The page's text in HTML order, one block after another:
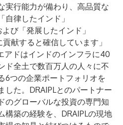
実行能力が備わり、高品質な
律したインド」
び「発展したインド」
献すると確信しています」
アドはインドのインフラに40
ド全土で数百万人の人々に不
6つの企業ポートフォリオを
した。DRAIPLとのパートナー
のグローバルな投資の専門知
構築の経験を、DRAIPLの現地